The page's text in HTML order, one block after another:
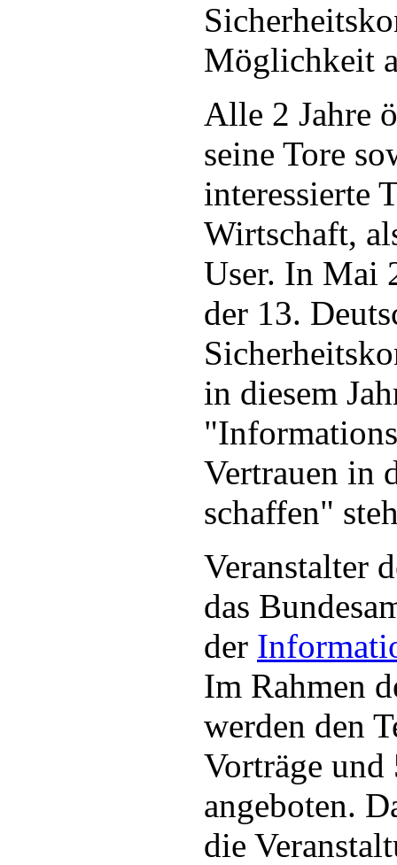
Möglichkeit
Alle 2 Jahre
seine Tore
interessierte
Wirtschaft,
User. In Mai
der 13.
in diesem
Vertrauen in
schaffen"
Veranstalter
das
der
Im Rahmen
werden den
Vorträge und
angeboten.
die